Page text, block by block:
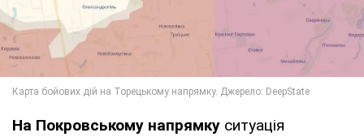
На Покровському напрямку ситуація